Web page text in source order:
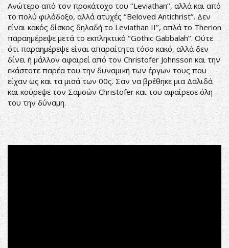
Ανώτερο από τον προκάτοχο του ‘’Leviathan’’, αλλά και από
το πολύ φιλόδοξο, αλλά ατυχές ‘’Beloved Antichrist’’. Δεν
είναι κακός δίσκος δηλαδή το Leviathan II’’, απλά το Therion
παραημέρεψε μετά το εκπληκτικό ‘’Gothic Gabbalah’’. Ούτε
ότι παραημέρεψε είναι απαραίτητα τόσο κακό, αλλά δεν
δίνει ή μάλλον αφαιρεί από τον Christofer Johnsson και την
εκάστοτε παρέα του την δυναμική των έργων τους που
είχαν ως και τα μισά των 00ς. Σαν να βρέθηκε μια Δαλιδά
και κούρεψε τον Σαμσών Christofer και του αφαίρεσε όλη
του την δύναμη.